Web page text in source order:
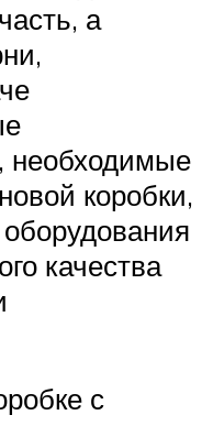
а
необходимые
коробки,
качества
с